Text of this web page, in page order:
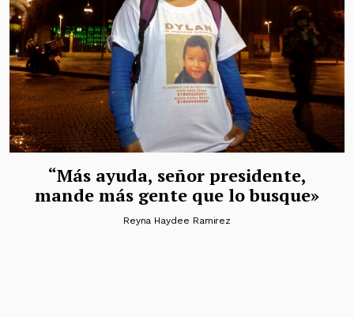
“Más ayuda, señor presidente,
mande más gente que lo busque»
Reyna Haydee Ramirez